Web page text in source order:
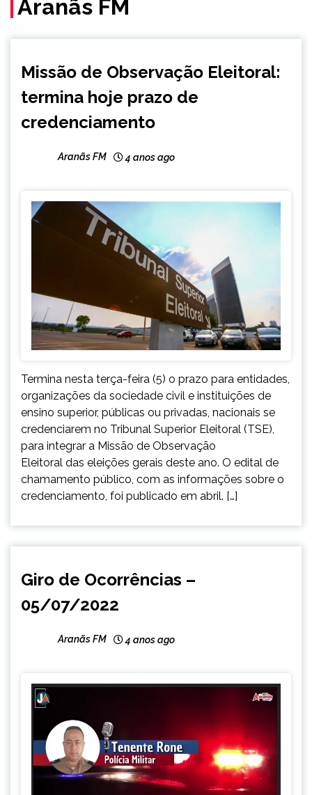
Aranãs FM
NOTÍCIAS
Missão de Observação Eleitoral:
termina hoje prazo de
credenciamento
Aranãs FM 4 anos ago
Termina nesta terça-feira (5) o prazo para entidades,
organizações da sociedade civil e instituições de
ensino superior, públicas ou privadas, nacionais se
credenciarem no Tribunal Superior Eleitoral (TSE),
para integrar a Missão de Observação
Eleitoral das eleições gerais deste ano. O edital de
chamamento público, com as informações sobre o
credenciamento, foi publicado em abril. […]
NOTÍCIAS
Giro de Ocorrências –
05/07/2022
Aranãs FM 4 anos ago